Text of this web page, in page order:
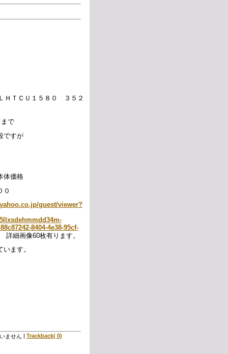
ＨＴＣＵ１５８０ ３５２
で
ですが
体価格
０
guest/viewer?
8404-4e38-95cf-
詳細画像60枚有ります。
ます。
ません | Trackback( 0)